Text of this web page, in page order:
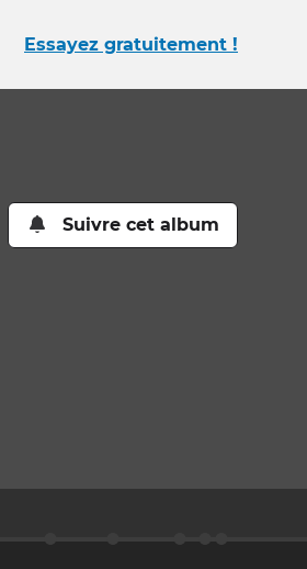
Essayez gratuitement !
Suivre cet album